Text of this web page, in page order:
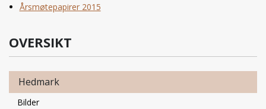
Årsmøtepapirer 2015
OVERSIKT
Hedmark
Bilder